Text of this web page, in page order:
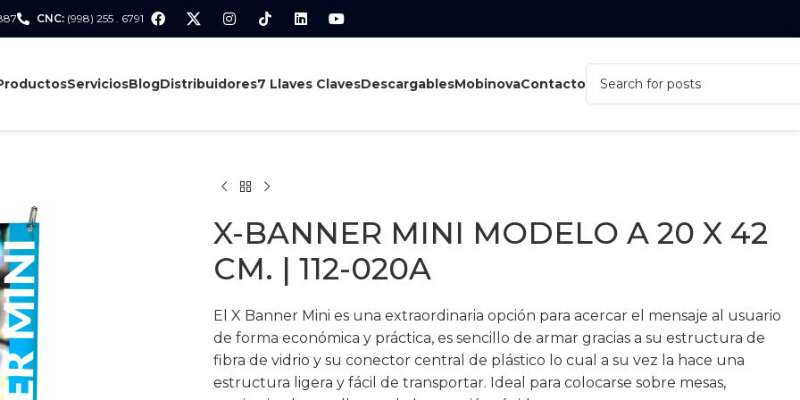
CNC: (998) 255 . 6791
ServiciosBlogDistribuidores7 Llaves ClavesDescargablesMobinovaContacto
X-BANNER MINI MODELO A 20 X 42
CM. | 112-020A
El X Banner Mini es una extraordinaria opción para acercar el mensaje al usuario
de forma económica y práctica, es sencillo de armar gracias a su estructura de
fibra de vidrio y su conector central de plástico lo cual a su vez la hace una
estructura ligera y fácil de transportar. Ideal para colocarse sobre mesas,